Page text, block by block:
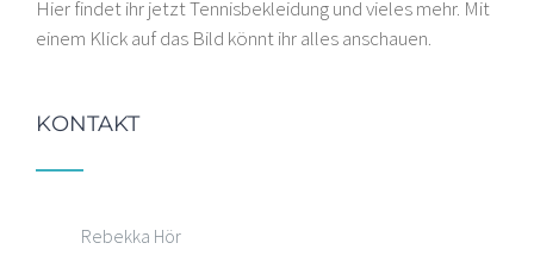
Hier findet ihr jetzt Tennisbekleidung und vieles mehr. Mit
einem Klick auf das Bild könnt ihr alles anschauen.
KONTAKT
Rebekka Hör